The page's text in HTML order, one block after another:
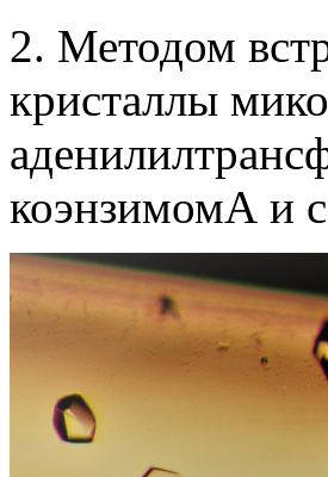
2. Методом
кристаллы
коэнзимомА и